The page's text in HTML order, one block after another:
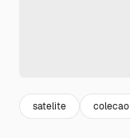
satelite colecao